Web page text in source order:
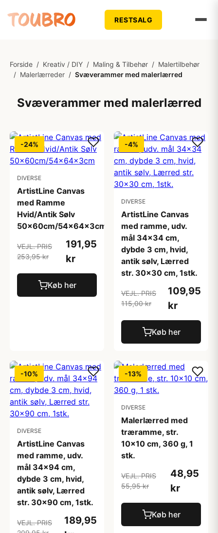
RESTSALG
Forside / Kreativ / DIY / Maling & Tilbehør / Malertilbehør
/ Malerlærreder / Svæverammer med malerlærred
Svæverammer med malerlærred
-24%
DIVERSE
ArtistLine Canvas
med Ramme
Hvid/Antik Sølv
50x60cm/54x64x3cm
VEJL. PRIS
253,95 kr
191,95
kr
Køb her
-4%
DIVERSE
ArtistLine Canvas
med ramme, udv.
mål 34x34 cm,
dybde 3 cm, hvid,
antik sølv, Lærred
str. 30x30 cm, 1stk.
VEJL. PRIS
115,00 kr
109,95
kr
Køb her
-10%
DIVERSE
ArtistLine Canvas
med ramme, udv.
mål 34x94 cm,
dybde 3 cm, hvid,
antik sølv, Lærred
str. 30x90 cm, 1stk.
VEJL. PRIS
189,95
-13%
DIVERSE
Malerlærred med
træramme, str.
10x10 cm, 360 g, 1
stk.
VEJL. PRIS
55,95 kr
48,95
kr
Køb her